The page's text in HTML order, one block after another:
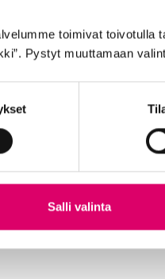
toimivat toivotulla
Pystyt muuttamaan
Salli valinta
ULKORENGAS 37-622
PLUS pistosuojattu